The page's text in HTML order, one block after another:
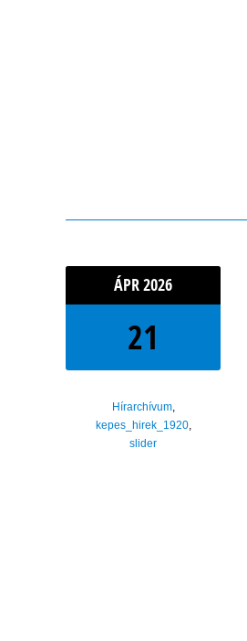
ÁPR2026
21
Hírarchívum,
kepes_hirek_1920,
slider